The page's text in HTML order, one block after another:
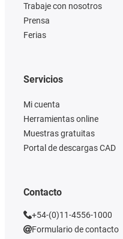
Trabaje con nosotros
Prensa
Ferias
Servicios
Mi cuenta
Herramientas online
Muestras gratuitas
Portal de descargas CAD
Contacto
+54-(0)11-4556-1000
Formulario de contacto